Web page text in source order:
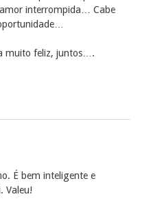
interrompida… Cabe
muito feliz, juntos….
É bem inteligente e
Valeu!